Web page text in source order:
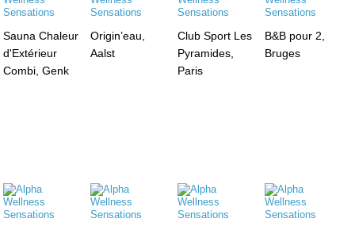
Sauna Chaleur
d'Extérieur
Combi, Genk
Origin’eau,
Aalst
Club Sport Les
Pyramides,
Paris
B&B pour 2,
Bruges